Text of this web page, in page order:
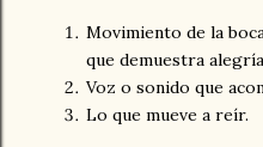
Movimiento de la
que demuestra
Voz o sonido que
Lo que mueve a reír.